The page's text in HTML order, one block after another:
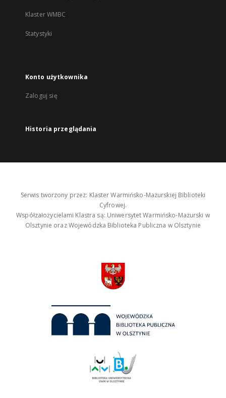
Klaster WMBC
Statystyki
Konto użytkownika
Zaloguj się
Historia przeglądania
Serwis tworzony przez: Klaster Warmińsko-Mazurskiej Biblioteki
Cyfrowej.
Współzałożycielami Klastra są: Uniwersytet Warmińsko-Mazurski w
Olsztynie oraz Wojewódzka Biblioteka Publiczna w Olsztynie